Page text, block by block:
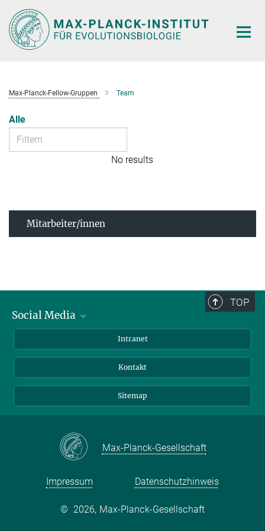
Hauptinhalt
Max-Planck-Fellow-Gruppen Team
Alle
No results
Mitarbeiter/innen
TOP
Social Media
LinkedIn
Intranet
Kontakt
Sitemap
Max-Planck-Gesellschaft
Impressum Datenschutzhinweis
© 2026, Max-Planck-Gesellschaft